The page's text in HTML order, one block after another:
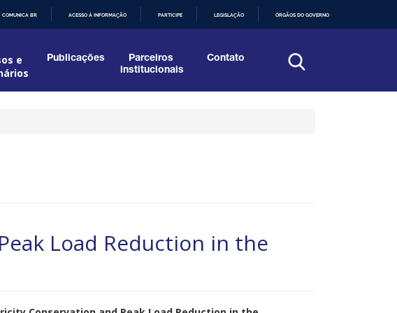
COMUNICA BR ACESSO À INFORMAÇÃO PARTICIPE LEGISLAÇÃO ÓRGÃOS DO GOVERNO
e
Publicações
Parceiros
institucionais
Contato
Load Reduction in the